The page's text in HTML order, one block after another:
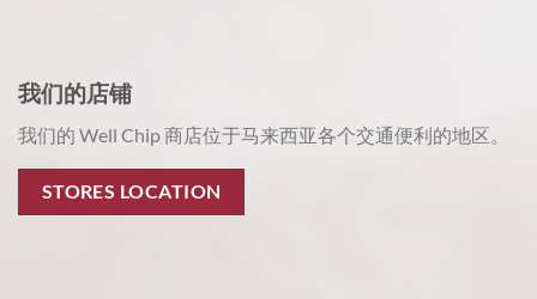
我们的店铺
我们的 Well Chip 商店位于马来西亚各个交通便利的地区。
STORES LOCATION